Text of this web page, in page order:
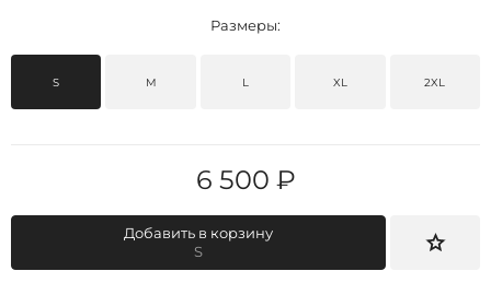
Размеры:
S M L XL 2XL
6 500 ₽
Добавить в корзину
S